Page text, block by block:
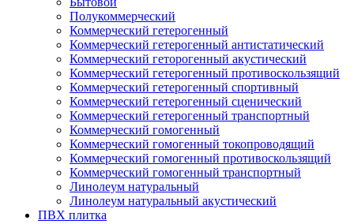
Полукоммерческий
Коммерческий гетерогенный
Коммерческий гетерогенный антистатический
Коммерческий геторогенный акустический
Коммерческий гетерогенный противоскользящий
Коммерческий гетерогенный спортивный
Коммерческий гетерогенный сценический
Коммерческий гетерогенный транспортный
Коммерческий гомогенный
Коммерческий гомогенный токопроводящий
Коммерческий гомогенный противоскользящий
Коммерческий гомогенный транспортный
Линолеум натуральный
Линолеум натуральный акустический
ПВХ плитка